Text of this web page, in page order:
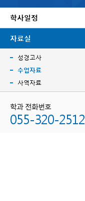
학사일정
자료실
성경고사
수업자료
사역자료
학과 전화번호
055-320-2512